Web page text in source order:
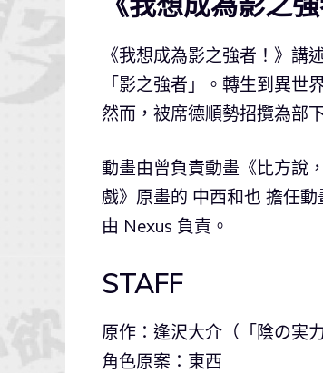
《我想成為影之強者！》
「影之強者」。轉生到異
然而，被席德順勢招攬為部
動畫由曾負責動畫《比方說
戲》原畫的 中西和也 擔任
由 Nexus 負責。
STAFF
原作：逢沢大介（「陰の実
角色原案：東西